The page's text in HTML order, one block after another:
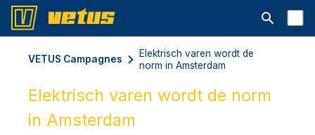
Open
VETUS Campagnes
Elektrisch varen wordt de
norm in Amsterdam
Elektrisch varen wordt de norm
in Amsterdam